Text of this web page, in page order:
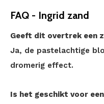
FAQ - Ingrid zand
Geeft dit overtrek een
Ja, de pastelachtige
dromerig effect.
Is het geschikt voor